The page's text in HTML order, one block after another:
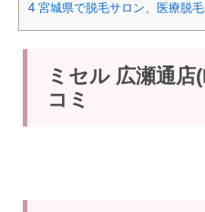
4 宮城県で脱毛サロン、医療脱
ミセル 広瀬通店
コミ